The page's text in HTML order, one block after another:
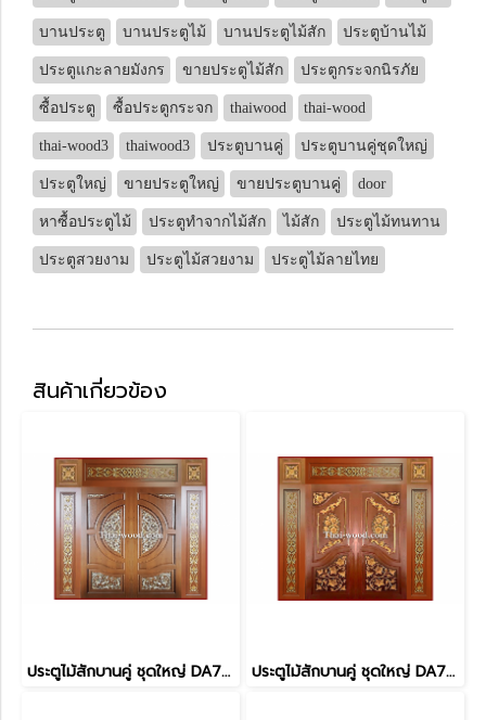
บานประตู บานประตูไม้ บานประตูไม้สัก ประตูบ้านไม้
ประตูแกะลายมังกร ขายประตูไม้สัก ประตูกระจกนิรภัย
ซื้อประตู ซื้อประตูกระจก thaiwood thai-wood
thai-wood3 thaiwood3 ประตูบานคู่ ประตูบานคู่ชุดใหญ่
ประตูใหญ่ ขายประตูใหญ่ ขายประตูบานคู่ door
หาซื้อประตูไม้ ประตูทำจากไม้สัก ไม้สัก ประตูไม้ทนทาน
ประตูสวยงาม ประตูไม้สวยงาม ประตูไม้ลายไทย
สินค้าเกี่ยวข้อง
ประตูไม้สักบานคู่ ชุดใหญ่ DA7011 ประตูไม้สักบานคู่ ชุดใหญ่ DA7010